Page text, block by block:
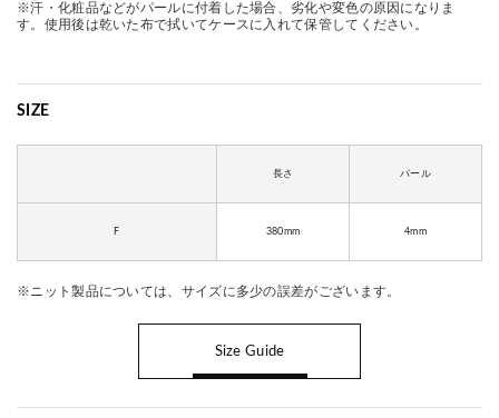
※汗・化粧品などがパールに付着した場合、劣化や変色の原因になりま
す。使用後は乾いた布で拭いてケースに入れて保管してください。
SIZE
長さ パール
F 380mm 4mm
※ニット製品については、サイズに多少の誤差がございます。
Size Guide